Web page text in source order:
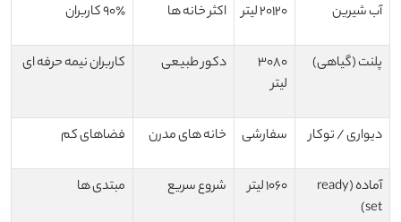
آب شیرین ۲۰۱۲۰ لیتر اکثر خانه ها ۹۰٪ کاربران
پلنت (گیاهی)
۳۰۸۰
لیتر
دکور طبیعی کاربران نیمه حرفه ای
دیواری / توکار سفارشی خانه های مدرن فضاهای کم
آماده (ready
set)
۱۰۶۰ لیتر شروع سریع مبتدی ها